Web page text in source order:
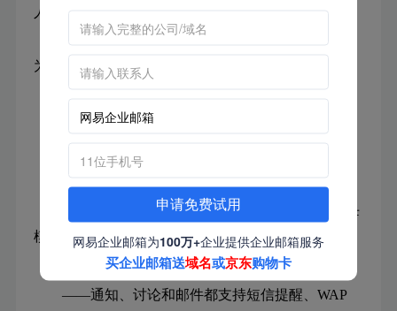
人终端，提高企业工作效率
3 可以实现随时随地办公，加快信息流转速度，
为企业运营开辟捷径
功能特点
1 永不丢失的企业网络电话簿
——快速查询员工的手机号码及个人基本信息
（部门、职位、桌面电话），支持拼音查询和首字母
模糊查询，支持短信查询通讯录。
2 消息到达配合短信通知、WAP通知、邮件通知
——通知、讨论和邮件都支持短信提醒、WAP
申请免费试用
网易企业邮箱为100万+企业提供企业邮箱服务
买企业邮箱送域名或京东购物卡